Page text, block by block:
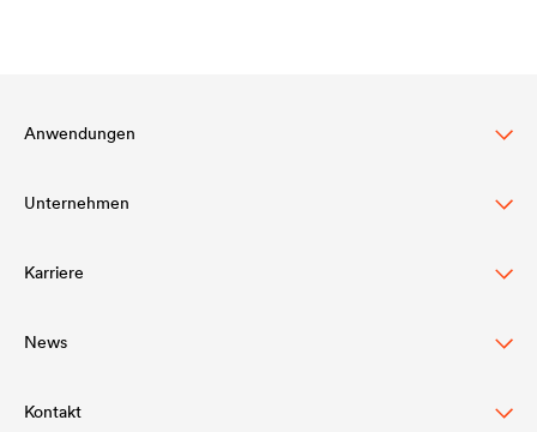
Anwendungen
Steildachschutz
Fassadenschutz & -gestaltung
Flachdachschutz & -drainage
Bauwerksabdichtung & Drainage
Unternehmen
Struktur
Innovation
Werte
Karriere
DÖRKEN als Arbeitgeber
News
Pressemitteilungen
Kontakt